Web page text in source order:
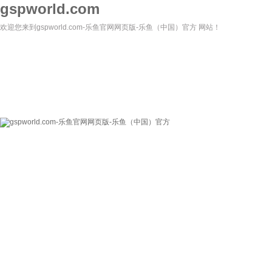
gspworld.com
欢迎您来到gspworld.com-乐鱼官网网页版-乐鱼（中国）官方 网站！
gspworld.com-乐